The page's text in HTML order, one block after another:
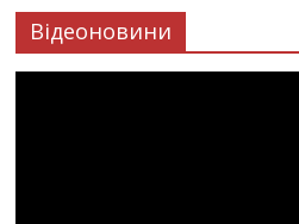
Відеоновини